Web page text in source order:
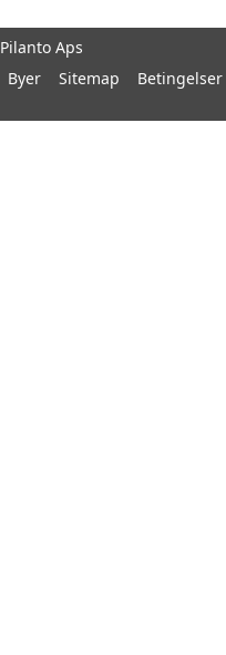
Aps
Byer Sitemap Betingelser